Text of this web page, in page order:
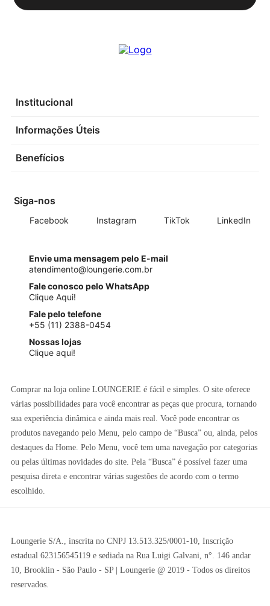
Institucional
Informações Úteis
Benefícios
Siga-nos
Facebook Instagram TikTok LinkedIn
Envie uma mensagem pelo E-mail
atendimento@loungerie.com.br
Fale conosco pelo WhatsApp
Clique Aqui!
Fale pelo telefone
+55 (11) 2388-0454
Nossas lojas
Clique aqui!
Comprar na loja online LOUNGERIE é fácil e simples. O site oferece
várias possibilidades para você encontrar as peças que procura, tornando
sua experiência dinâmica e ainda mais real. Você pode encontrar os
produtos navegando pelo Menu, pelo campo de “Busca” ou, ainda, pelos
destaques da Home. Pelo Menu, você tem uma navegação por categorias
ou pelas últimas novidades do site. Pela “Busca” é possível fazer uma
pesquisa direta e encontrar várias sugestões de acordo com o termo
escolhido.
Loungerie S/A., inscrita no CNPJ 13.513.325/0001-10, Inscrição
estadual 623156545119 e sediada na Rua Luigi Galvani, n°. 146 andar
10, Brooklin - São Paulo - SP | Loungerie @ 2019 - Todos os direitos
reservados.